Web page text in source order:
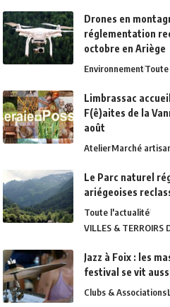
Drones en
réglementation
octobre en Ariège
Environnement
Limbrassac
F(ê)aites de la
août
AtelierMarché
Le Parc naturel
ariégeoises
Toute l'actualité
VILLES & TERROIRS
Jazz à Foix : les
festival se vit
Clubs & Associations